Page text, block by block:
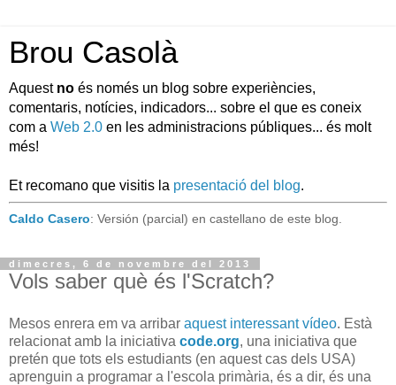
Brou Casolà
Aquest no és només un blog sobre experiències,
comentaris, notícies, indicadors... sobre el que es coneix
com a Web 2.0 en les administracions públiques... és molt
més!
Et recomano que visitis la presentació del blog.
Caldo Casero: Versión (parcial) en castellano de este blog.
dimecres, 6 de novembre del 2013
Vols saber què és l'Scratch?
Mesos enrera em va arribar aquest interessant vídeo. Està
relacionat amb la iniciativa code.org, una iniciativa que
pretén que tots els estudiants (en aquest cas dels USA)
aprenguin a programar a l'escola primària, és a dir, és una